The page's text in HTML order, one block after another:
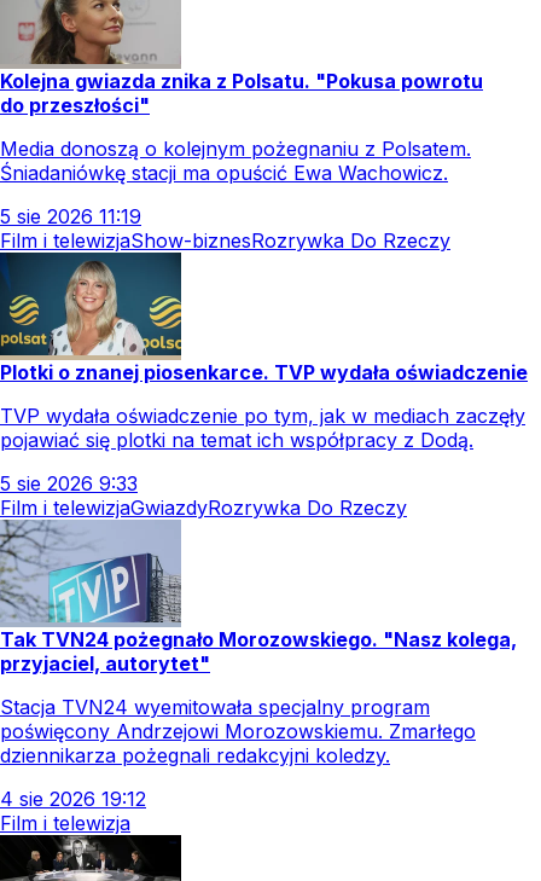
Kolejna gwiazda znika z Polsatu. "Pokusa powrotu
do przeszłości"
Media donoszą o kolejnym pożegnaniu z Polsatem.
Śniadaniówkę stacji ma opuścić Ewa Wachowicz.
5 sie 2026 11:19
Film i telewizjaShow-biznesRozrywka Do Rzeczy
Plotki o znanej piosenkarce. TVP wydała oświadczenie
TVP wydała oświadczenie po tym, jak w mediach zaczęły
pojawiać się plotki na temat ich współpracy z Dodą.
5 sie 2026 9:33
Film i telewizjaGwiazdyRozrywka Do Rzeczy
Tak TVN24 pożegnało Morozowskiego. "Nasz kolega,
przyjaciel, autorytet"
Stacja TVN24 wyemitowała specjalny program
poświęcony Andrzejowi Morozowskiemu. Zmarłego
dziennikarza pożegnali redakcyjni koledzy.
4 sie 2026 19:12
Film i telewizja